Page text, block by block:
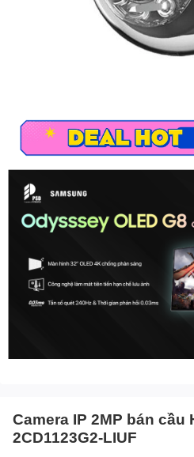
Camera IP 2MP bán cầu
2CD1123G2-LIUF